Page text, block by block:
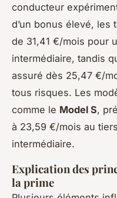
conducteur
d’un bonus élevé, les
de 31,41 €/mois pour
intermédiaire, tandis
assuré dès 25,47 €/
tous risques. Les
comme le Model S,
à 23,59 €/mois au
intermédiaire.
Explication des
la prime